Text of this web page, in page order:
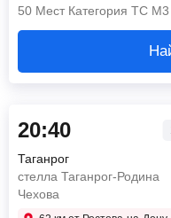
50 Мест Категория ТС М3
20:40
Таганрог
стелла Таганрог-Родина
Чехова